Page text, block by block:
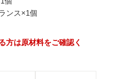
ンス×1個
方は原材料をご確認く